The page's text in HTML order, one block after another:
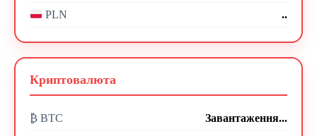
PLN ..
Криптовалюта
₿ BTC Завантаження...